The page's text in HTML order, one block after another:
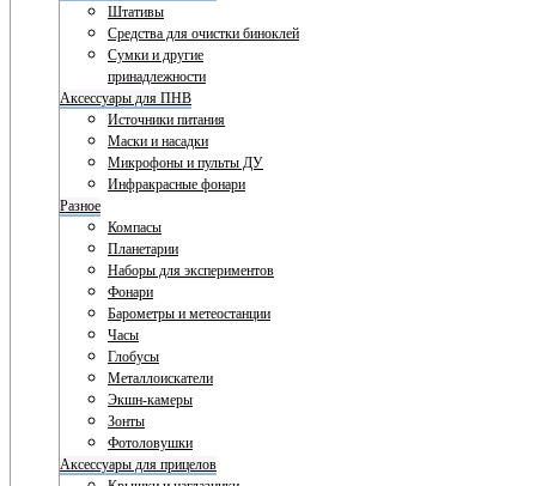
Штативы
Средства для очистки биноклей
Сумки и другие
принадлежности
Аксессуары для ПНВ
Источники питания
Маски и насадки
Микрофоны и пульты ДУ
Инфракрасные фонари
Разное
Компасы
Планетарии
Наборы для экспериментов
Фонари
Барометры и метеостанции
Часы
Глобусы
Металлоискатели
Экшн-камеры
Зонты
Фотоловушки
Аксессуары для прицелов